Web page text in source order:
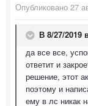
Опубликовано 27
В 8/27/2019
да все все,
ответит и
решение, этот
поэтому и
ему в лс никак